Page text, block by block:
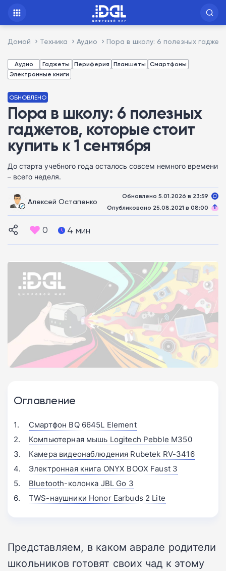
Домой Техника Аудио Пора в школу: 6 полезных
Аудио Гаджеты Периферия Планшеты Смартфоны
Электронные книги
ОБНОВЛЕНО
Пора в школу: 6 полезных
гаджетов, которые стоит
купить к 1 сентября
До старта учебного года осталось совсем немного времени
– всего неделя.
Алексей Остапенко
Обновлено 5.01.2026 в 23:59
Опубликовано 25.08.2021 в 08:00
0 4 мин
Оглавление
Смартфон BQ 6645L Element
Компьютерная мышь Logitech Pebble M350
Камера видеонаблюдения Rubetek RV-3416
Электронная книга ONYX BOOX Faust 3
Bluetooth-колонка JBL Go 3
TWS-наушники Honor Earbuds 2 Lite
Представляем, в каком аврале родители
школьников готовят своих чад к этому